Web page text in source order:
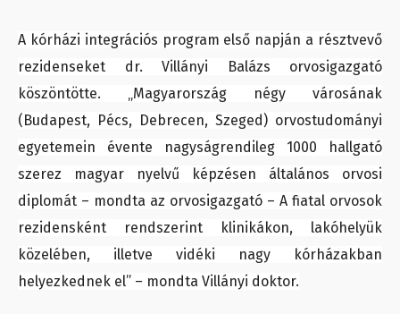
A kórházi integrációs program első napján a résztvevő
rezidenseket dr. Villányi Balázs orvosigazgató
köszöntötte. „Magyarország négy városának
(Budapest, Pécs, Debrecen, Szeged) orvostudományi
egyetemein évente nagyságrendileg 1000 hallgató
szerez magyar nyelvű képzésen általános orvosi
diplomát – mondta az orvosigazgató – A fiatal orvosok
rezidensként rendszerint klinikákon, lakóhelyük
közelében, illetve vidéki nagy kórházakban
helyezkednek el” – mondta Villányi doktor.